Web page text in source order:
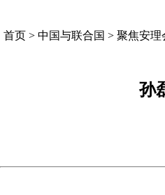
首页 > 中国与联合国 > 聚焦安理
孙